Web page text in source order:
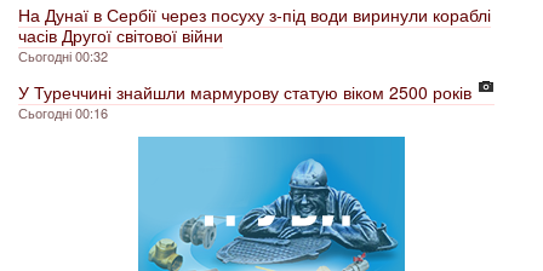
На Дунаї в Сербії через посуху з-під води виринули кораблі
часів Другої світової війни
Сьогодні 00:32
У Туреччині знайшли мармурову статую віком 2500 років
Сьогодні 00:16